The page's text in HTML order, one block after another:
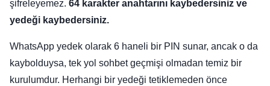
şifreleyemez. 64 karakter anahtarını kaybedersiniz ve
yedeği kaybedersiniz.
WhatsApp yedek olarak 6 haneli bir PIN sunar, ancak o da
kaybolduysa, tek yol sohbet geçmişi olmadan temiz bir
kurulumdur. Herhangi bir yedeği tetiklemeden önce